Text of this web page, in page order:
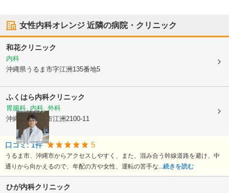
女性内科オレンジ 近隣の病院・クリニック
和花クリニック
内科
沖縄県うるま市字江洲135番地5
ふくはら内科クリニック
胃腸科, 内科, 外科
沖縄県うるま市江洲2100-11
口コミ:1件 5
うるま市、沖縄市からアクセスしやすく、また、混み合う幹線道路を避け、中
通りから向かえるので、年配の方や女性、運転の苦手な...続きを読む
ひが内科クリニック